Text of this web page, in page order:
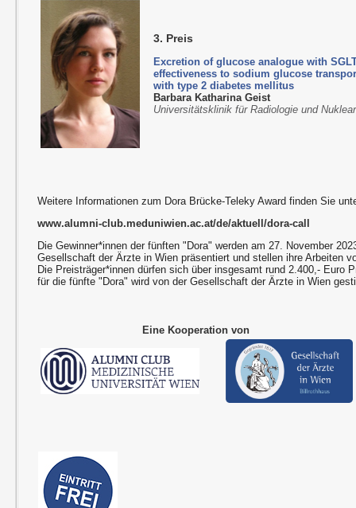
3. Preis
Excretion of glucose analogue with
effectiveness to sodium glucose
with type 2 diabetes mellitus
Barbara Katharina Geist
Universitätsklinik für Radiologie und
Weitere Informationen zum Dora Brücke-Teleky Award finden Sie
www.alumni-club.meduniwien.ac.at/de/aktuell/dora-call
Die Gewinner*innen der fünften "Dora" werden am 27. November
Gesellschaft der Ärzte in Wien präsentiert und stellen ihre Arbeiten
Die Preisträger*innen dürfen sich über insgesamt rund 2.400,- Euro
für die fünfte "Dora" wird von der Gesellschaft der Ärzte in Wien
Eine Kooperation von